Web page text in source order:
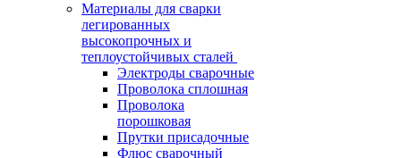
Материалы для сварки
легированных
высокопрочных и
теплоустойчивых сталей
Электроды сварочные
Проволока сплошная
Проволока
порошковая
Прутки присадочные
Флюс сварочный